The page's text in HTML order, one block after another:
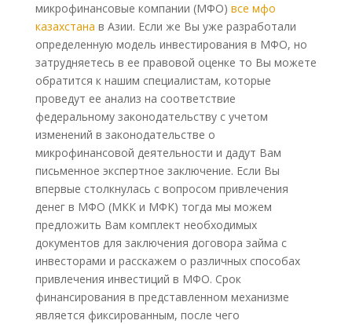
микрофинансовые компании (МФО) все мфо
казахстана в Азии. Если же Вы уже разработали
определенную модель инвестирования в МФО, но
затрудняетесь в ее правовой оценке то Вы можете
обратится к нашим специалистам, которые
проведут ее анализ на соответствие
федеральному законодательству с учетом
изменений в законодательстве о
микрофинансовой деятельности и дадут Вам
письменное экспертное заключение. Если Вы
впервые столкнулась с вопросом привлечения
денег в МФО (МКК и МФК) тогда мы можем
предложить Вам комплект необходимых
документов для заключения договора займа с
инвесторами и расскажем о различных способах
привлечения инвестиций в МФО. Срок
финансирования в представленном механизме
является фиксированным, после чего